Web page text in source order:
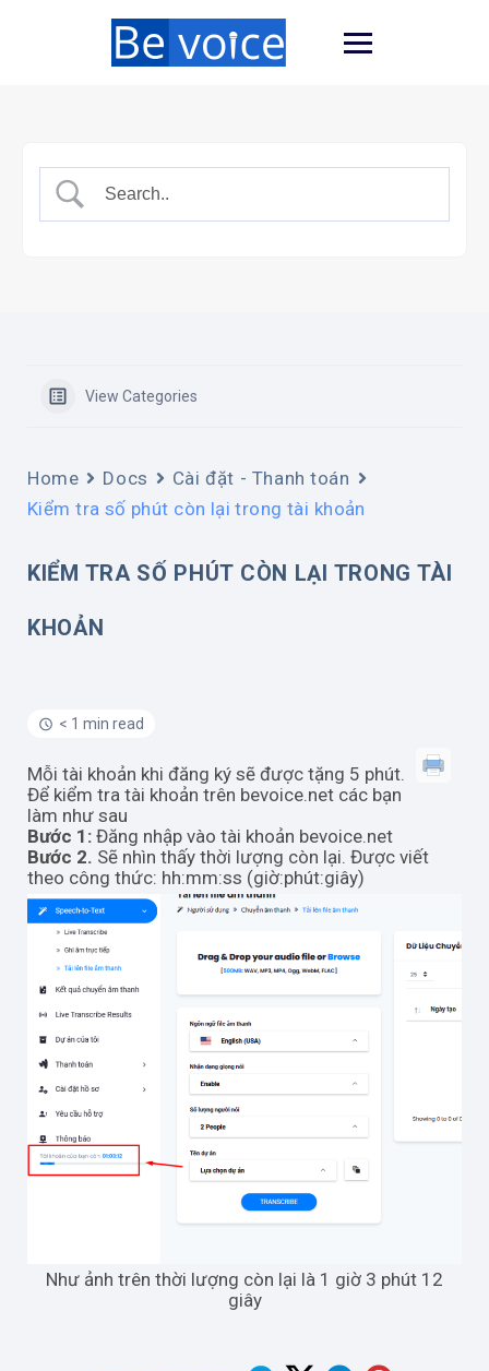
View Categories
Home Docs
Cài đặt - Thanh toán
Kiểm tra số phút còn lại trong tài khoản
KIỂM TRA SỐ PHÚT CÒN LẠI TRONG TÀI
KHOẢN
< 1 min read
Mỗi tài khoản khi đăng ký sẽ được tặng 5 phút.
Để kiểm tra tài khoản trên bevoice.net các bạn
làm như sau
Bước 1: Đăng nhập vào tài khoản bevoice.net
Bước 2. Sẽ nhìn thấy thời lượng còn lại. Được viết
theo công thức: hh:mm:ss (giờ:phút:giây)
Như ảnh trên thời lượng còn lại là 1 giờ 3 phút 12
giây